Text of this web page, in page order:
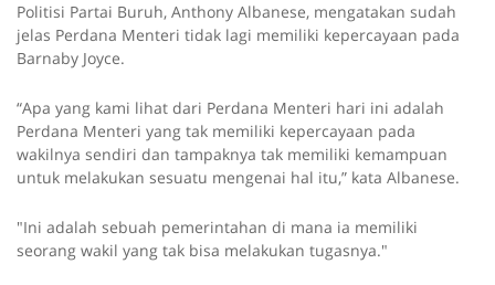
Politisi Partai Buruh, Anthony Albanese, mengatakan sudah
jelas Perdana Menteri tidak lagi memiliki kepercayaan pada
Barnaby Joyce.
“Apa yang kami lihat dari Perdana Menteri hari ini adalah
Perdana Menteri yang tak memiliki kepercayaan pada
wakilnya sendiri dan tampaknya tak memiliki kemampuan
untuk melakukan sesuatu mengenai hal itu,” kata Albanese.
"Ini adalah sebuah pemerintahan di mana ia memiliki
seorang wakil yang tak bisa melakukan tugasnya."